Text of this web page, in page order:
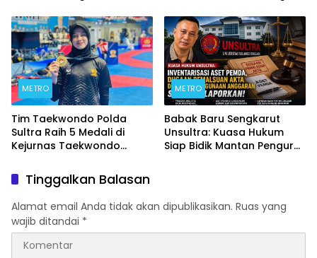
Kemajuan Daerah
METRO
Tim Taekwondo Polda
Sultra Raih 5 Medali di
Kejurnas Taekwondo
METRO
Babak Baru Sengkarut
Unsultra: Kuasa Hukum
Siap Bidik Mantan Pengurus
Tinggalkan Balasan
Alamat email Anda tidak akan dipublikasikan. Ruas yang
wajib ditandai *